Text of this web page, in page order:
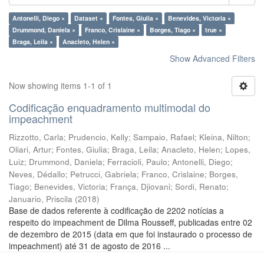
Antonelli, Diego × Dataset × Fontes, Giulia ×
Benevides, Victoria ×
Drummond, Daniela ×
Franco, Crislaine × Borges, Tiago ×
true ×
Braga, Leila ×
Anacleto, Helen ×
Show Advanced Filters
Now showing items 1-1 of 1
Codificação enquadramento multimodal do
impeachment
Rizzotto, Carla; Prudencio, Kelly; Sampaio, Rafael; Kleina, Nilton;
Oliari, Artur; Fontes, Giulia; Braga, Leila; Anacleto, Helen; Lopes,
Luiz; Drummond, Daniela; Ferracioli, Paulo; Antonelli, Diego;
Neves, Dédallo; Petrucci, Gabriela; Franco, Crislaine; Borges,
Tiago; Benevides, Victoria; França, Djiovani; Sordi, Renato;
Januario, Priscila (2018)
Base de dados referente à codificação de 2202 notícias a
respeito do impeachment de Dilma Rousseff, publicadas entre 02
de dezembro de 2015 (data em que foi instaurado o processo de
impeachment) até 31 de agosto de 2016 ...